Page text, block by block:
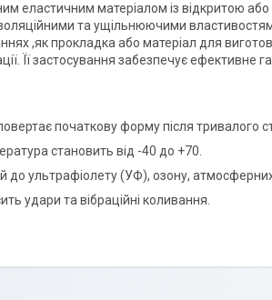
еластичним матеріалом із відкритою
та ущільнюючими
,як прокладка або матеріал для
Її застосування забезпечує ефективне
початкову форму після
становить від -40 до +70.
до ультрафіолету (УФ), озону,
удари та вібраційні коливання.